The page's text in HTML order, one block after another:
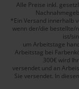
Alle Preise inkl.
*Ein Versand innerhalb
wenn der/die bestellte/
ist/
um Arbeitstage
Arbeitstag bei
300€ wird
versendet und an
Sie versendet. In